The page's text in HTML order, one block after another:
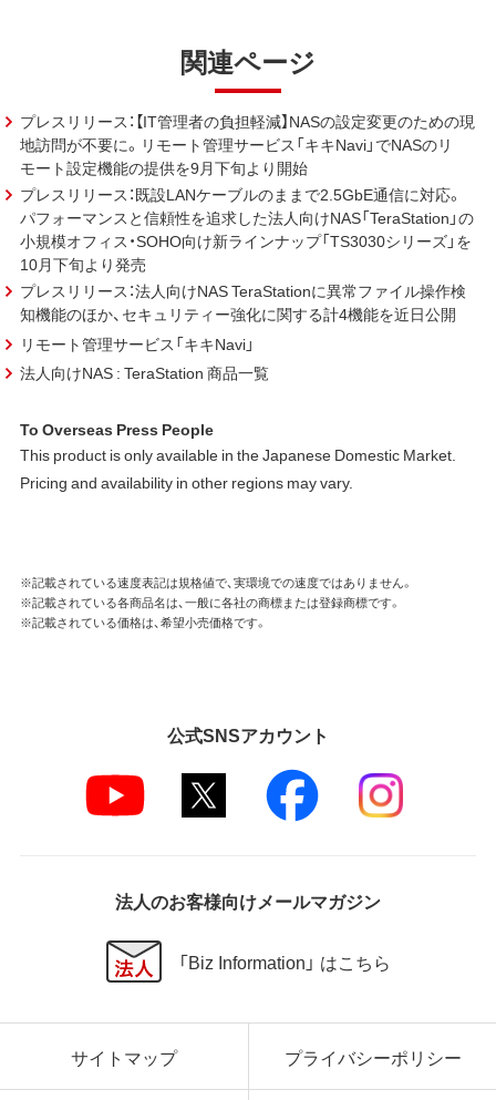
関連ページ
プレスリリース：【IT管理者の負担軽減】NASの設定変更のための現
地訪問が不要に。リモート管理サービス「キキNavi」でNASのリ
モート設定機能の提供を9月下旬より開始
プレスリリース：既設LANケーブルのままで2.5GbE通信に対応。
パフォーマンスと信頼性を追求した法人向けNAS「TeraStation」の
小規模オフィス・SOHO向け新ラインナップ「TS3030シリーズ」を
10月下旬より発売
プレスリリース：法人向けNAS TeraStationに異常ファイル操作検
知機能のほか、セキュリティー強化に関する計4機能を近日公開
リモート管理サービス「キキNavi」
法人向けNAS : TeraStation 商品一覧
To Overseas Press People
This product is only available in the Japanese Domestic Market.
Pricing and availability in other regions may vary.
※記載されている速度表記は規格値で、実環境での速度ではありません。
※記載されている各商品名は、一般に各社の商標または登録商標です。
※記載されている価格は、希望小売価格です。
公式SNSアカウント
法人のお客様向けメールマガジン
「Biz Information」 はこちら
サイトマップ プライバシーポリシー